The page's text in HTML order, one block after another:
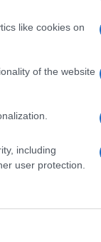
like cookies on
of the website
including
user protection.
si
i
che